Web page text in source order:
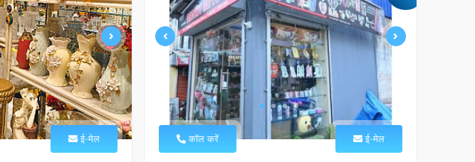
ई-मेल कॉल करें ई-मेल